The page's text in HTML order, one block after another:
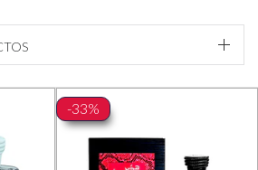
-33%